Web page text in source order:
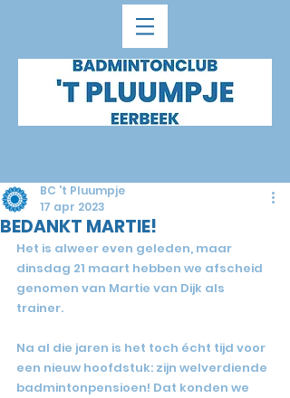
BEDANKT MARTIE!
BC 't Pluumpje
17 apr 2023
Het is alweer even geleden, maar
dinsdag 21 maart hebben we afscheid
genomen van Martie van Dijk als
trainer.
Na al die jaren is het toch écht tijd voor
een nieuw hoofdstuk: zijn welverdiende
badmintonpensioen! Dat konden we